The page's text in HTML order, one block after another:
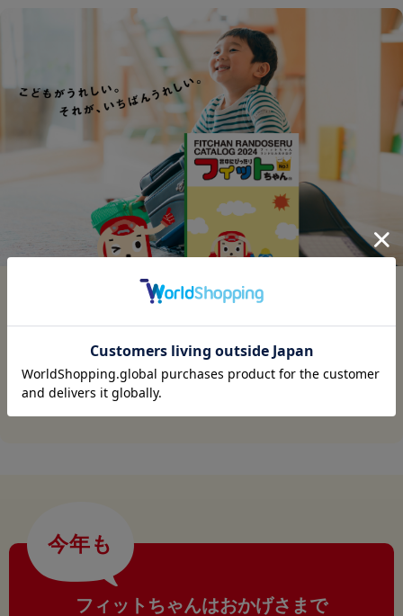
ランドセルカタログ受付中
カタログ請求はこちら
今年も
フィットちゃんはおかげさまで